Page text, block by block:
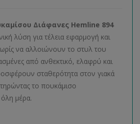
Διάφανες Hemline 894
λύση για τέλεια εφαρμογή και
να αλλοιώνουν το στυλ του
από ανθεκτικό, ελαφρύ και
σταθερότητα στον γιακά
το πουκάμισο
μέρα.